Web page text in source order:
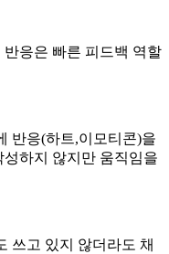
응은 빠른 피드백 역할
반응(하트,이모티콘)을
하지 않지만 움직임을
쓰고 있지 않더라도 채